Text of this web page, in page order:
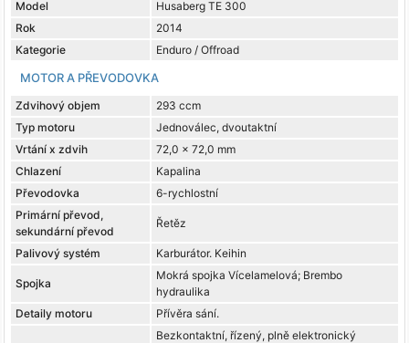
Model
Husaberg TE 300
Rok
2014
Kategorie
Enduro / Offroad
MOTOR A PŘEVODOVKA
Zdvihový objem
293 ccm
Typ motoru
Jednoválec, dvoutaktní
Vrtání x zdvih
72,0 x 72,0 mm
Chlazení
Kapalina
Převodovka
6-rychlostní
Primární převod,
sekundární převod
Řetěz
Palivový systém Karburátor. Keihin
Spojka
Mokrá spojka Vícelamelová; Brembo
hydraulika
Detaily motoru
Přívěra sání.
Bezkontaktní, řízený, plně elektronický